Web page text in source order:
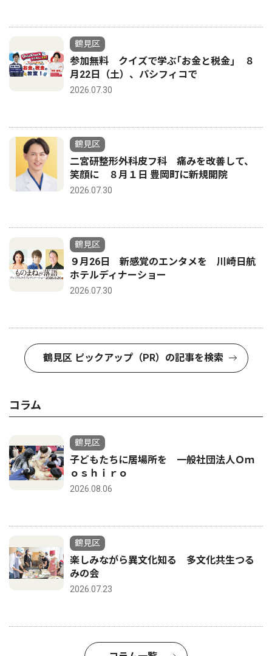
鶴見区
参加無料 クイズで学ぶ｢お金と税金｣ ８
月22日（土）、パシフィコで
2026.07.30
鶴見区
二宮研整形外科皮フ科 痛みを改善して、
笑顔に ８月１日 豊岡町に新規開院
2026.07.30
鶴見区
９月26日 新感覚のエンタメを 川崎日航
ホテルディナーショー
2026.07.30
鶴見区 ピックアップ（PR）の記事を検索
コラム
鶴見区
子どもたちに居場所を 一般社団法人Ｏｍ
ｏｓｈｉｒｏ
2026.08.06
鶴見区
楽しみながら異文化知る 多文化共生つる
みの会
2026.07.23